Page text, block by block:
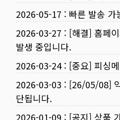
2026-05-17 : 빠른 발송 가
2026-03-27 : [해결] 홈페
발생 중입니다.
2026-03-24: [중요] 피싱
2026-03-03 : [26/05/08]
단됩니다.
2026-01-09 : [공지] 상품